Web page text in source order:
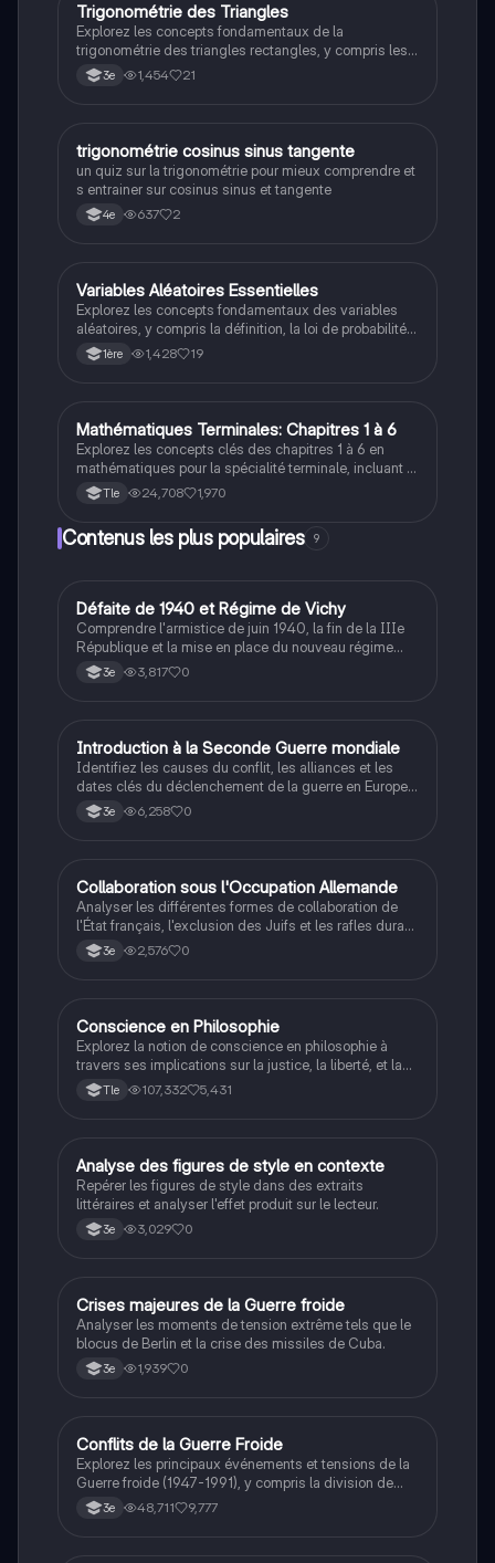
Maths
Trigonométrie des Triangles
Explorez les concepts fondamentaux de la
trigonométrie des triangles rectangles, y compris les
formules de sinus, cosinus et tangente. Ce résumé
aborde les relations entre les côtés et les angles, ainsi
préparation aux examens.
3e 1,454 21
TMaths
trigonométrie cosinus sinus tangente
un quiz sur la trigonométrie pour mieux comprendre et
s entrainer sur cosinus sinus et tangente
4e 637 2
Maths
Variables Aléatoires Essentielles
Explorez les concepts fondamentaux des variables
aléatoires, y compris la définition, la loi de probabilité,
l'espérance, la variance et l'écart type. Ce résumé est
idéal pour les étudiants en mathématiques souhaitant
1ère 1,428 19
Maths
Mathématiques Terminales: Chapitres 1 à 6
Explorez les concepts clés des chapitres 1 à 6 en
mathématiques pour la spécialité terminale, incluant la
continuité, la convexité, les limites, les dérivées, et la
loi binomiale. Idéal pour réviser les notions
fondamentales et préparer vos examens.
Tle 24,708 1,970
Contenus les plus populaires 9
DHistoire
Défaite de 1940 et Régime de Vichy
Comprendre l'armistice de juin 1940, la fin de la IIIe
République et la mise en place du nouveau régime
autoritaire de Philippe Pétain.
3e 3,817 0
IHistoire
Introduction à la Seconde Guerre mondiale
Identifiez les causes du conflit, les alliances et les
dates clés du déclenchement de la guerre en Europe
et dans le Pacifique.
3e 6,258 0
CHistoire
Collaboration sous l'Occupation Allemande
Analyser les différentes formes de collaboration de
l'État français, l'exclusion des Juifs et les rafles durant
la Seconde Guerre mondiale.
3e 2,576 0
Philosophie
Conscience en Philosophie
Explorez la notion de conscience en philosophie à
travers ses implications sur la justice, la liberté, et la
connaissance. Cette fiche de révision aborde les
débats philosophiques sur la conscience, le cogito, et
étudiants en philosophie cherchant à approfondir leur
compréhension des enjeux éthiques et existentiels.
Tle 107,332 5,431
AFrançais
Analyse des figures de style en contexte
Repérer les figures de style dans des extraits
littéraires et analyser l'effet produit sur le lecteur.
3e 3,029 0
CHistoire
Crises majeures de la Guerre froide
Analyser les moments de tension extrême tels que le
blocus de Berlin et la crise des missiles de Cuba.
3e 1,939 0
Histoire
Conflits de la Guerre Froide
Explorez les principaux événements et tensions de la
Guerre froide (1947-1991), y compris la division de
l'Allemagne, la crise de Cuba, la guerre du Vietnam, et
la course à l'espace. Cette fiche de révision couvre les
3e 48,711 9,777